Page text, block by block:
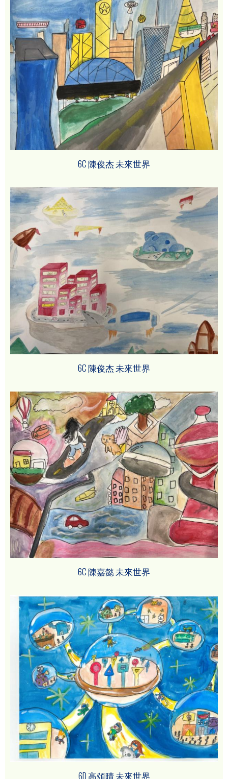
6C 陳俊杰 未來世界
6C 陳俊杰 未來世界
6C 陳嘉懿 未來世界
6D 高頌晴 未來世界